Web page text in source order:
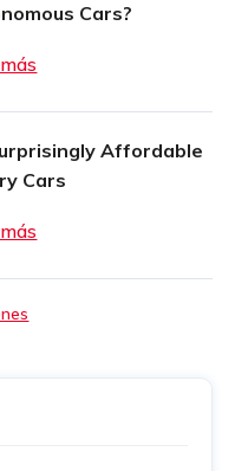
Cars?
Affordable
Cars